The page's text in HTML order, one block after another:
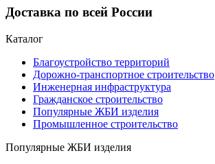
Доставка по всей России
Каталог
Благоустройство территорий
Дорожно-транспортное строительство
Инженерная инфраструктура
Гражданское строительство
Популярные ЖБИ изделия
Промышленное строительство
Популярные ЖБИ изделия